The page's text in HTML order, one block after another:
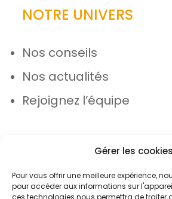
Gérer les cookies
Pour vous offrir une meilleure expérience,
pour accéder aux informations sur
ces technologies nous permettra de traiter
NOTRE UNIVERS
Nos conseils
Nos actualités
Rejoignez l’équipe